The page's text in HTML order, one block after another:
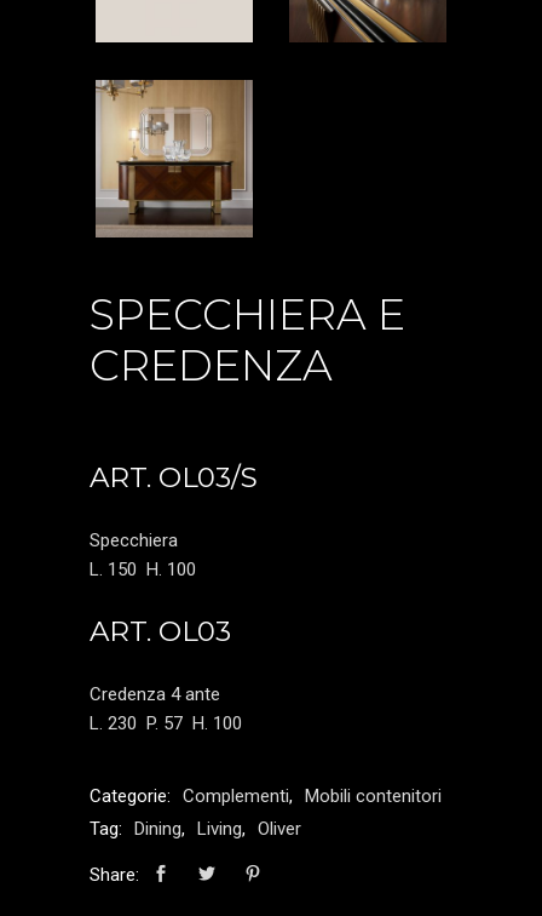
SPECCHIERA E
CREDENZA
ART. OL03/S
Specchiera
L. 150 H. 100
ART. OL03
Credenza 4 ante
L. 230 P. 57 H. 100
Categorie: Complementi, Mobili contenitori
Tag:
Dining, Living, Oliver
Share: